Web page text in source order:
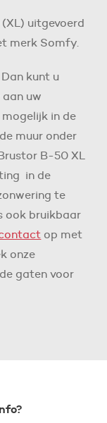
uitgevoerd
merk Somfy.
kunt u
uw
in de
muur onder
B-50 XL
in de
te
ook bruikbaar
op met
onze
gaten voor